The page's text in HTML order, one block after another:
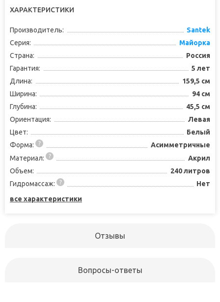
ХАРАКТЕРИСТИКИ
Производитель:
Santek
Серия:
Майорка
Страна:
Россия
Гарантия:
5 лет
Длина:
159,5 см
Ширина:
94 см
Глубина:
45,5 см
Ориентация:
Левая
Цвет:
Белый
Форма:
Асимметричные
Материал:
Акрил
Объем:
240 литров
Гидромассаж:
Нет
все характеристики
Отзывы
Вопросы-ответы